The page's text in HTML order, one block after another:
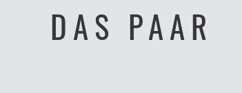
DAS PAAR